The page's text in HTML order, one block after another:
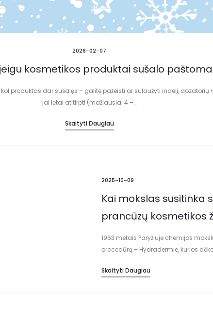
2026-02-07
kosmetikos produktai sušalo
produktas dar sušalęs – galite pažeisti ar sulaužyti indelį,
jai lėtai atitirpti (mažiausiai 4 –…
Skaityti Daugiau
2025-10-09
Kai mokslas susitinka
prancūzų kosmetikos
1963 metais Paryžiuje chemijos
procedūrą – Hydradermie, kurios
Skaityti Daugiau